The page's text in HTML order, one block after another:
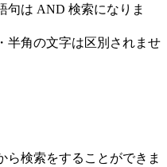
句は AND 検索になりま
半角の文字は区別されませ
ら検索をすることができま